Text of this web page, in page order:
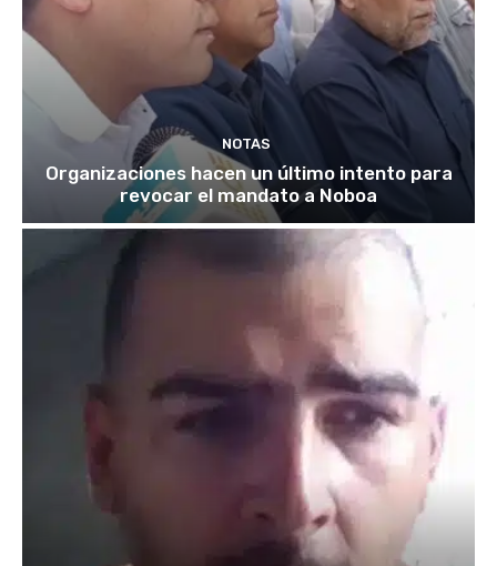
NOTAS
Organizaciones hacen un último intento para
revocar el mandato a Noboa